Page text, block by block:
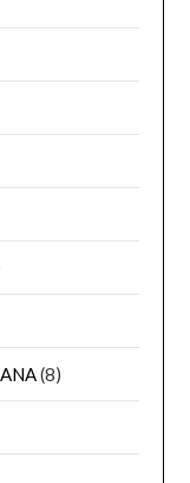
(8)